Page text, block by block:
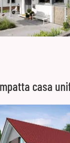
casa